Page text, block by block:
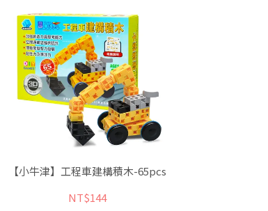
【小牛津】工程車建構積木-65pcs
NT$144